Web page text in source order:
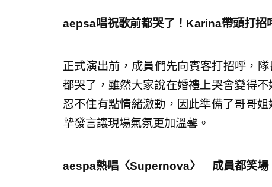
aepsa唱祝歌前都哭了！Karina帶頭打招
正式演出前，成員們先向賓客打招呼，
都哭了，雖然大家說在婚禮上哭會變得
忍不住有點情緒激動，因此準備了哥哥
摯發言讓現場氣氛更加溫馨。
aespa熱唱〈Supernova〉 成員都笑場